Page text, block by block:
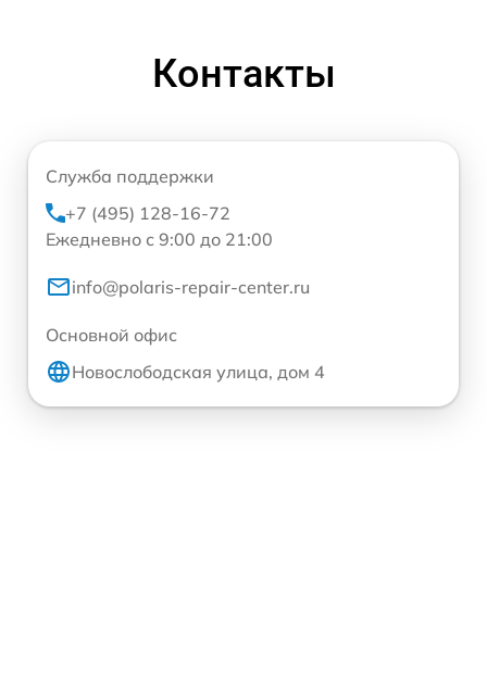
Контакты
Служба поддержки
+7 (495) 128-16-72
Ежедневно с 9:00 до 21:00
info@polaris-repair-center.ru
Основной офис
Новослободская улица, дом 4